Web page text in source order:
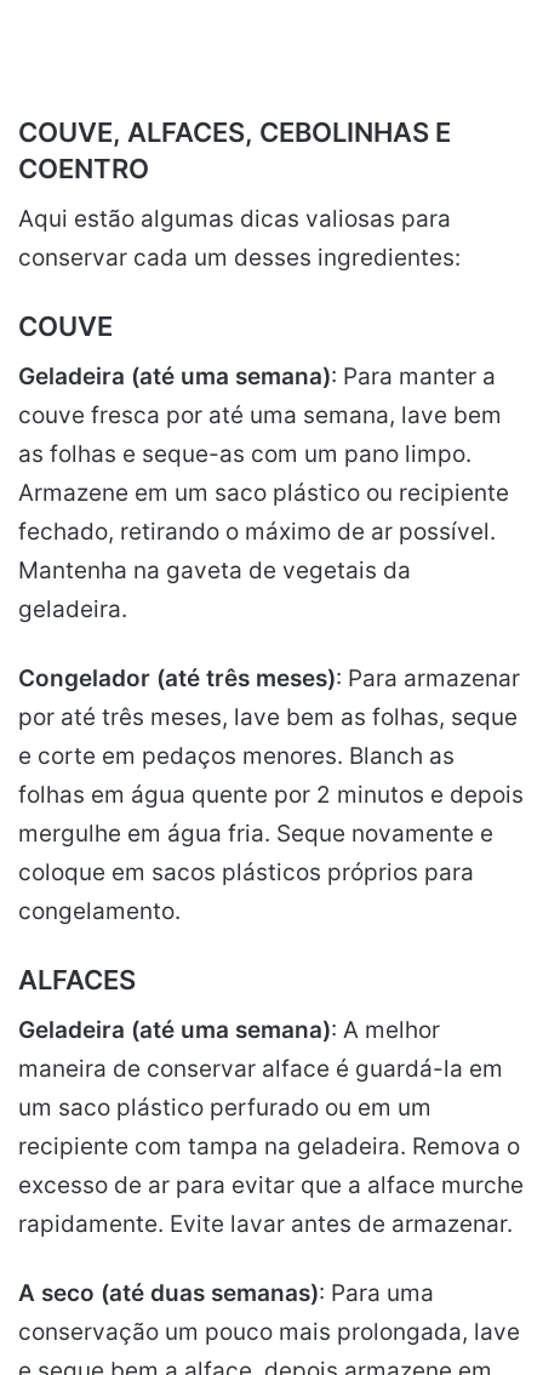
COUVE, ALFACES, CEBOLINHAS E
COENTRO
Aqui estão algumas dicas valiosas para
conservar cada um desses ingredientes:
COUVE
Geladeira (até uma semana): Para manter a
couve fresca por até uma semana, lave bem
as folhas e seque-as com um pano limpo.
Armazene em um saco plástico ou recipiente
fechado, retirando o máximo de ar possível.
Mantenha na gaveta de vegetais da
geladeira.
Congelador (até três meses): Para armazenar
por até três meses, lave bem as folhas, seque
e corte em pedaços menores. Blanch as
folhas em água quente por 2 minutos e depois
mergulhe em água fria. Seque novamente e
coloque em sacos plásticos próprios para
congelamento.
ALFACES
Geladeira (até uma semana): A melhor
maneira de conservar alface é guardá-la em
um saco plástico perfurado ou em um
recipiente com tampa na geladeira. Remova o
excesso de ar para evitar que a alface murche
rapidamente. Evite lavar antes de armazenar.
A seco (até duas semanas): Para uma
conservação um pouco mais prolongada, lave